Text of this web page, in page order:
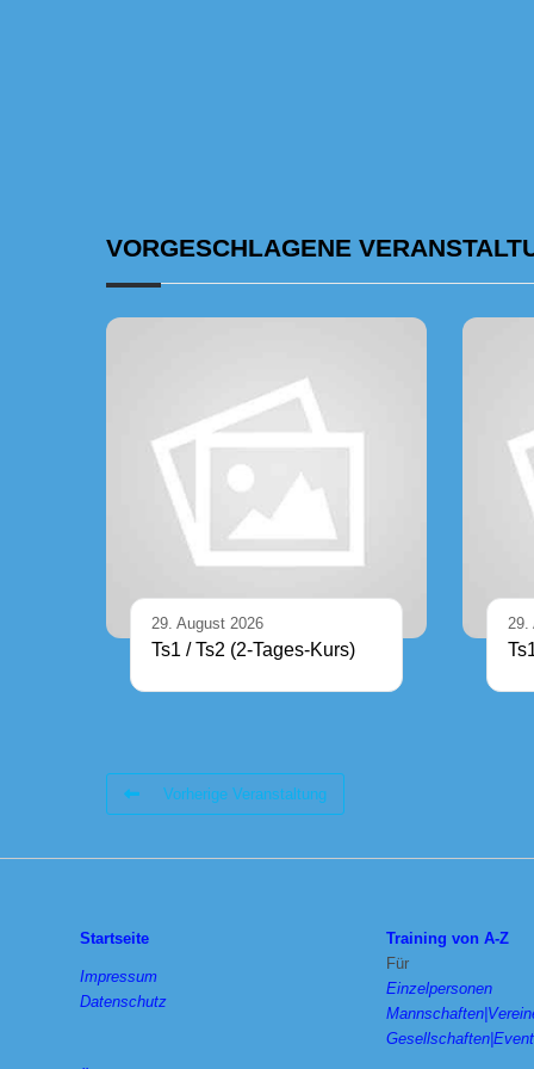
VORGESCHLAGENE
29. August 2026
Ts1 / Ts2 (2-Tages-Kurs)
29.
Vorherige Veranstaltung
Startseite
Impressum
Datenschutz
Training von A-Z
Für
Einzelpersonen